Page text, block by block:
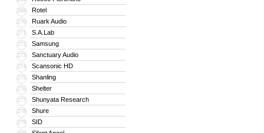
269 Rotel
270 Ruark Audio
271 S.A.Lab
272 Samsung
273 Sanctuary Audio
274 Scansonic HD
275 Shanling
276 Shelter
277 Shunyata Research
278 Shure
279 SID